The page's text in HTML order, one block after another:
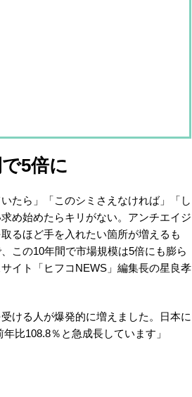
5倍に
たら」「このシミさえなければ」「し
め始めたらキリがない。アンチエイジ
るほど手を入れたい箇所が増えるも
この10年間で市場規模は5倍にも膨ら
イト「ヒフコNEWS」編集長の星良孝
ける人が爆発的に増えました。日本に
比108.8％と急成長しています」